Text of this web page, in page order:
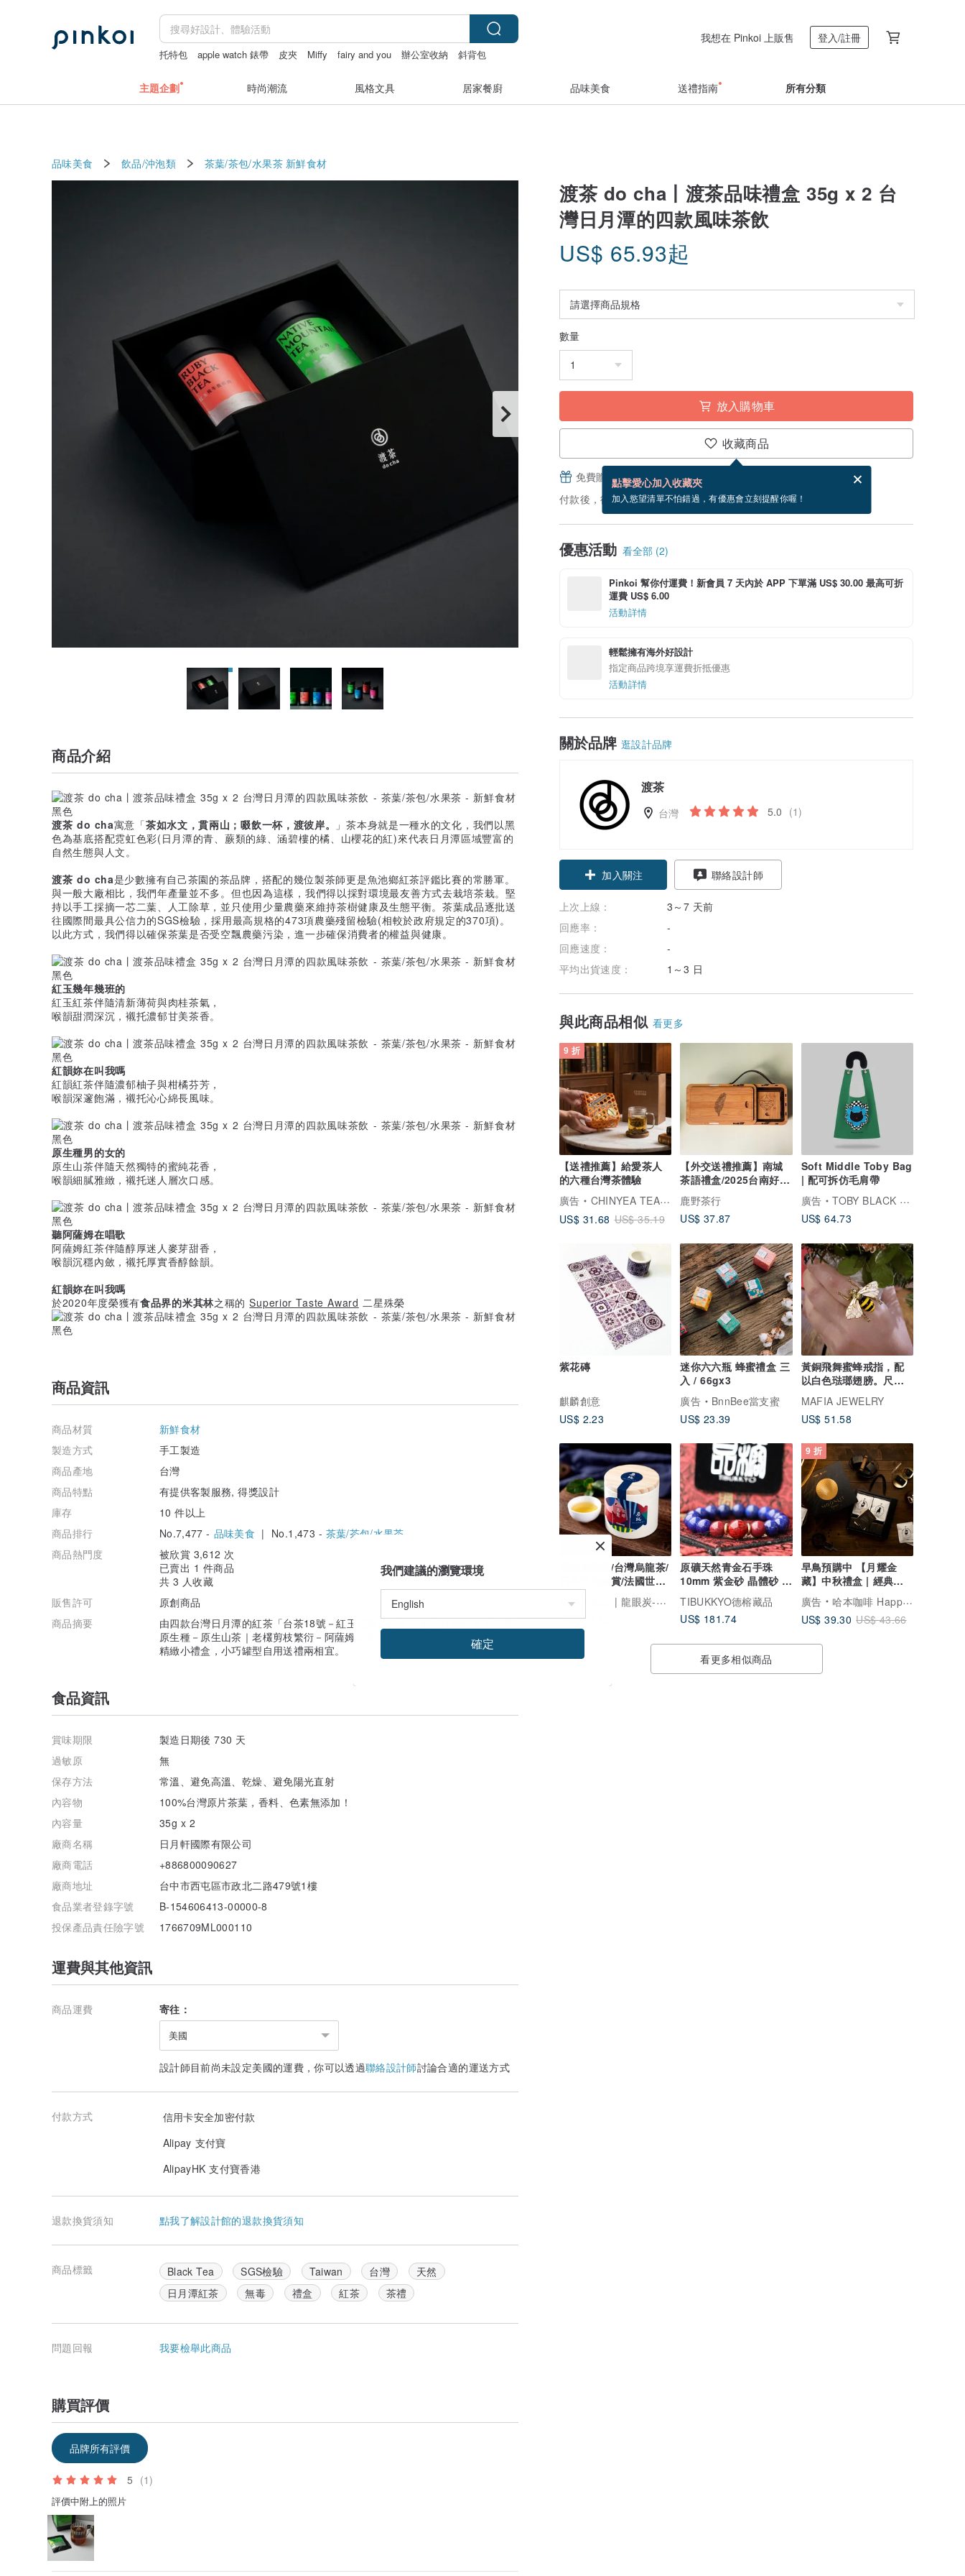
托特包 apple watch 錶帶 皮夾 Miffy fairy and you 辦公室收納
斜背包
我想在 Pinkoi 上販售 登入/註冊
主題企劃 時尚潮流 風格文具 居家餐廚 品味美食 送禮指南 所有分類
品味美食 飲品/沖泡類 茶葉/茶包/水果茶 新鮮食材
渡茶 do cha丨渡茶品味禮盒 35g x 2 台
灣日月潭的四款風味茶飲
US$ 65.93起
數量
放入購物車
收藏商品
點擊愛心加入收藏夾
加入慾望清單不怕錯過，有優惠會立刻提醒你喔！
免費贈送電子賀卡，結帳完成後填寫
付款後，從備貨到寄出商品為 3 個工作天。（不包含假日）
優惠活動 看全部 (2)
Pinkoi 幫你付運費！新會員 7 天內於 APP 下單滿 US$ 30.00 最高可折
運費 US$ 6.00
活動詳情
輕鬆擁有海外好設計
指定商品跨境享運費折抵優惠
活動詳情
關於品牌 逛設計品牌
渡茶
台灣 5.0 (1)
加入關注 聯絡設計師
上次上線：
3～7 天前
回應率：
-
回應速度：
-
平均出貨速度：
1～3 日
與此商品相似 看更多
9 折
【送禮推薦】給愛茶人
的六種台灣茶體驗
廣告
CHINYEA TEAPARK 沁意茶苑
US$ 31.68 US$ 35.19
【外交送禮推薦】南城
茶語禮盒/2025台南好
禮/台灣茶禮/企業贈禮/
鹿野茶行
US$ 37.87
Soft Middle Toby Bag
| 配可拆仿毛肩帶
廣告
TOBY BLACK 托比小黑
US$ 64.73
紫花磚
麒麟創意
US$ 2.23
迷你六六瓶 蜂蜜禮盒 三
入 / 66gx3
廣告
BnnBee當支蜜
US$ 23.39
黃銅飛舞蜜蜂戒指，配
以白色琺瑯翅膀。尺寸
可調。
MAFIA JEWELRY
US$ 51.58
炭焙烏龍茶/台灣烏龍茶/
日本最高金賞/法國世界
茶葉大賽銀獎~50克
廣告
炭紀 | 龍眼炭-手工炭焙台灣烏龍茶
US$ 15.15
原礦天然青金石手珠
10mm 紫金砂 晶體砂 硃
砂 佛珠 念珠 礦石手
TIBUKKYO德榕藏品
US$ 181.74
9 折
早鳥預購中 【月耀金
藏】中秋禮盒 | 經典配
方-滿盈款-大
廣告
哈本咖啡 Happen Coffee
US$ 39.30 US$ 43.66
看更多相似商品
商品介紹
渡茶 do cha寓意「茶如水文，貫兩山；啜飲一杯，渡彼岸。
」茶本身就是一種水的文化，我們以黑
色為基底搭配霓虹色彩(日月潭的青、蕨類的綠、涵碧樓的橘、山櫻花的紅)來代表日月潭區域豐富的
自然生態與人文。
渡茶 do cha是少數擁有自己茶園的茶品牌，搭配的幾位製茶師更是魚池鄉紅茶評鑑比賽的常勝軍。
與一般大廠相比，我們年產量並不多。但也因為這樣，我們得以採對環境最友善方式去栽培茶栽。堅
持以手工採摘一芯二葉、人工除草，並只使用少量農藥來維持茶樹健康及生態平衡。茶葉成品逐批送
往國際間最具公信力的SGS檢驗，採用最高規格的473項農藥殘留檢驗(相較於政府規定的370項)。
以此方式，我們得以確保茶葉是否受空飄農藥污染，進一步確保消費者的權益與健康。
紅玉幾年幾班的
紅玉紅茶伴隨清新薄荷與肉桂茶氣，
喉韻甜潤深沉，襯托濃郁甘美茶香。
紅韻妳在叫我嗎
紅韻紅茶伴隨濃郁柚子與柑橘芬芳，
喉韻深邃飽滿，襯托沁心綿長風味。
原生種男的女的
原生山茶伴隨天然獨特的蜜純花香，
喉韻細膩雅緻，襯托迷人層次口感。
聽阿薩姆在唱歌
阿薩姆紅茶伴隨醇厚迷人麥芽甜香，
喉韻沉穩內斂，襯托厚實香醇餘韻。
紅韻妳在叫我嗎
於2020年度榮獲有食品界的米其林之稱的Superior Taste Award 二星殊榮
商品資訊
商品材質
新鮮食材
製造方式
手工製造
商品產地
台灣
商品特點
有提供客製服務, 得獎設計
庫存
10 件以上
商品排行
No.7,477 - 品味美食 | No.1,473 - 茶葉/茶包/水果茶
商品熱門度
被欣賞 3,612 次
已賣出 1 件商品
共 3 人收藏
販售許可
原創商品
商品摘要
由四款台灣日月潭的紅茶「台茶18號－紅玉紅茶｜台茶21號－紅韻紅茶｜台灣
原生種－原生山茶｜老欉剪枝繁衍－阿薩姆紅茶」中挑選出喜愛的兩款搭配成
精緻小禮盒，小巧罐型自用送禮兩相宜。
食品資訊
賞味期限
製造日期後 730 天
過敏原
無
保存方法
常溫、避免高溫、乾燥、避免陽光直射
內容物
100%台灣原片茶葉，香料、色素無添加！
內容量
35g x 2
廠商名稱
日月軒國際有限公司
廠商電話
+886800090627
廠商地址
台中市西屯區市政北二路479號1樓
食品業者登錄字號
B-154606413-00000-8
投保產品責任險字號
1766709ML000110
運費與其他資訊
商品運費 寄往：
美國
設計師目前尚未設定美國的運費，你可以透過聯絡設計師討論合適的運送方式
付款方式
信用卡安全加密付款
Alipay 支付寶
AlipayHK 支付寶香港
退款換貨須知 點我了解設計館的退款換貨須知
商品標籤 Black Tea SGS檢驗 Taiwan 台灣
天然
日月潭紅茶
無毒 禮盒 紅茶 茶禮
問題回報 我要檢舉此商品
購買評價
品牌所有評價
5 (1)
評價中附上的照片
我們建議的瀏覽環境
確定